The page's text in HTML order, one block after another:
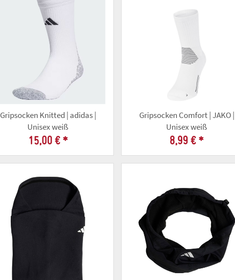
Gripsocken Knitted | adidas |
Unisex weiß
15,00 € *
Gripsocken Comfort | JAKO |
Unisex weiß
8,99 € *